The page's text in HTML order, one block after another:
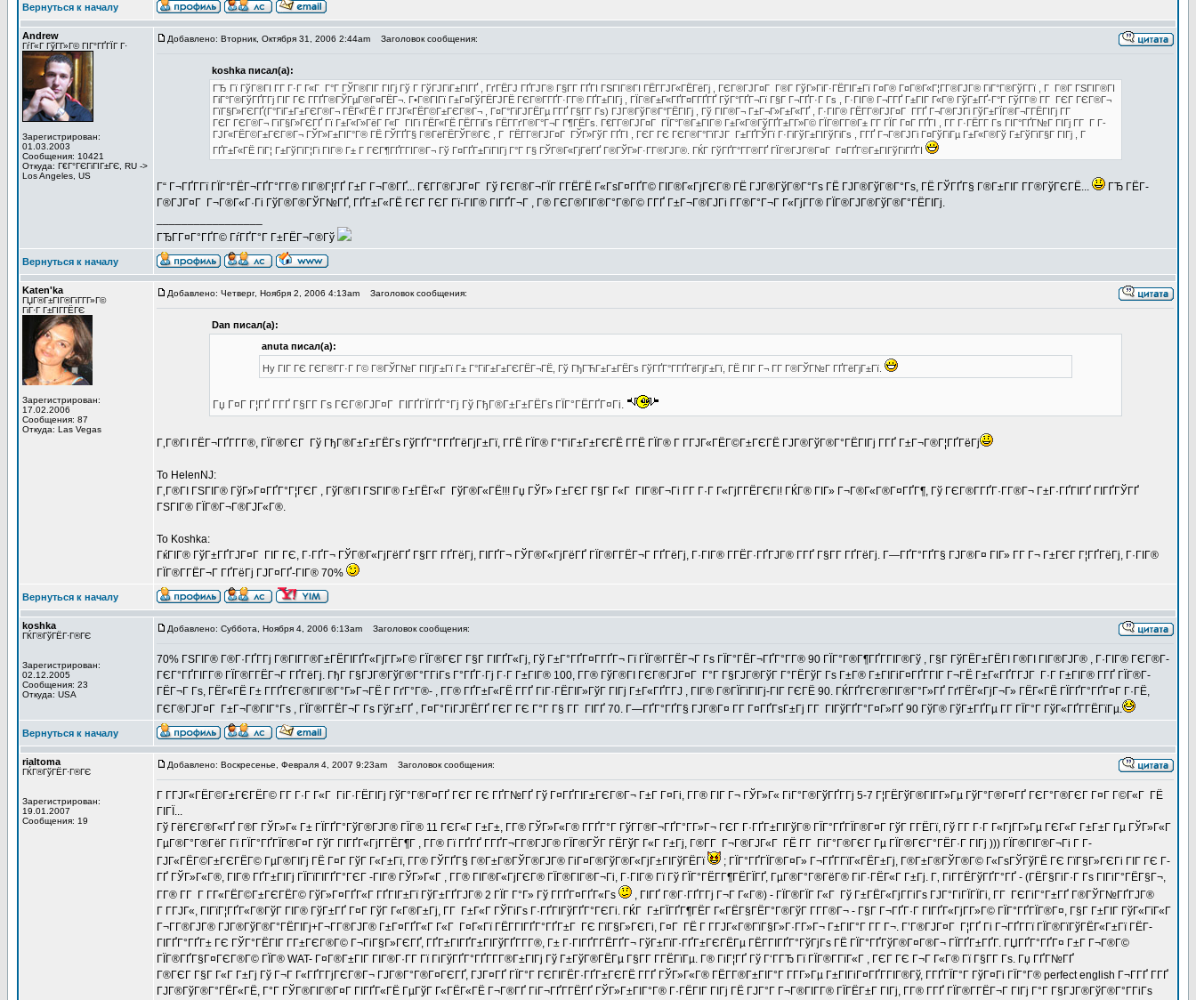
Вернуться к началу
Andrew
ГѓГ«Г ГўГ­Г»Г© ГІГ°ГҐГЇГ Г·
Зарегистрирован:
01.03.2003
Сообщения: 10421
Откуда: Г€Г°ГЄГіГІГ±ГЄ, RU ->
Los Angeles, US
Добавлено: Вторник, Октября 31, 2006 2:44am Заголовок сообщения:
koshka писал(а):
ГЂ Гї ГўГ®ГІ Г­Г Г·Г Г«Г Г°Г ГЎГ®ГІГ ГІГј Гў Г ГўГЈГіГ±ГІГҐ , ГґГЁГЈ ГҐГЈГ® Г§Г­Г ГҐГІ ГЅГІГ®ГІ ГЁГ­ГЈГ«ГЁГёГј , ГЄГ®ГЈГ¤Г Г®Г­ ГўГ»ГіГ·ГЁГІГ±Гї Г¤Г® Г¤Г®Г«Г¦Г­Г®ГЈГ® ГіГ°Г®ГўГ­Гї , Г Г®Г­ ГЅГІГ®ГІ
ГіГ°Г®ГўГҐГ­Гј ГІГ ГЄ Г­ГҐГ®ГЎГµГ®Г¤ГЁГ¬. Г•Г®ГІГї Г±Г¤ГўГЁГЈГЁ ГЄГ®Г­ГҐГ·Г­Г® ГҐГ±ГІГј , ГЇГ®Г±Г«ГҐГ¤Г­ГҐГҐ ГўГ°ГҐГ¬Гї Г§Г Г¬ГҐГ·Г Гѕ , Г·ГІГ® Г¬Г­ГҐ Г±ГІГ Г«Г® ГўГ±ГҐ-Г°Г ГўГ­Г® Г­Г ГЄГ ГЄГ®Г¬
ГїГ§Г»ГЄГҐ(Г°ГіГ±Г±ГЄГ®Г¬ ГЁГ«ГЁ Г Г­ГЈГ«ГЁГ©Г±ГЄГ®Г¬ , Г¤Г°ГіГЈГЁГµ Г­ГҐ Г§Г­Г Гѕ) ГЈГ®ГўГ®Г°ГЁГІГј , Гў ГІГ®Г¬ Г±Г¬Г»Г±Г«ГҐ , Г·ГІГ® ГЁГ­Г®ГЈГ¤Г Г­ГҐ Г¬Г®ГЈГі ГўГ±ГЇГ®Г¬Г­ГЁГІГј Г­Г
ГЄГ ГЄГ®Г¬ ГїГ§Г»ГЄГҐ Гї Г±Г«Г»ГёГ Г«Г ГІГі ГЁГ«ГЁ ГЁГ­ГіГѕ ГЁГ­ГґГ®Г°Г¬Г Г¶ГЁГѕ. Г€Г­Г®ГЈГ¤Г ГЇГ°Г®Г±ГІГ® Г±Г«Г®ГўГҐГ±Г­Г»Г© ГЇГ®Г­Г®Г± Г­Г ГЇГ Г¤Г ГҐГІ , Г­Г Г·ГЁГ­Г Гѕ ГІГ°ГҐГ№Г ГІГј Г­Г Г Г­
ГЈГ«ГЁГ©Г±ГЄГ®Г¬ ГЎГ»Г±ГІГ°Г® ГЁ ГЎГҐГ§ Г®ГёГЁГЎГ®ГЄ , Г ГЁГ­Г®ГЈГ¤Г ГЎГ»ГўГ ГҐГІ , ГЄГ ГЄ ГЄГ®Г°ГїГЈГ Г±ГҐГЎГї Г·ГіГўГ±ГІГўГіГѕ , Г­ГҐ Г¬Г®ГЈГі Г¤ГўГіГµ Г±Г«Г®Гў Г±ГўГїГ§Г ГІГј , Г
ГҐГ±Г«ГЁ ГіГ¦ Г±ГўГїГ¦Гі ГІГ® Г± Г ГЄГ¶ГҐГ­ГІГ®Г¬ Гў Г¤ГҐГ±ГїГІГј Г°Г Г§ ГЎГ®Г«ГјГёГҐ Г®ГЎГ»Г·Г­Г®ГЈГ®. ГЌГ ГўГҐГ°Г­Г®ГҐ ГЇГ®ГЈГ®Г¤Г Г¤ГҐГ©Г±ГІГўГіГҐГІ
Г“ Г¬ГҐГ­Гї ГЇГ°ГЁГ¬ГҐГ°Г­Г® ГІГ®Г¦ГҐ Г±Г Г¬Г®ГҐ... Г€Г­Г®ГЈГ¤Г Гў ГЄГ®Г¬ГЇГ Г­ГЁГЁ Г«ГѕГ¤ГҐГ© ГІГ®Г«ГјГЄГ® ГЁ ГЈГ®ГўГ®Г°Гѕ ГЁ ГЈГ®ГўГ®Г°Гѕ, ГЁ ГЎГҐГ§ Г®Г±ГІГ Г­Г®ГўГЄГЁ...
ГЂ ГЁГ­
Г®ГЈГ¤Г Г¬Г®Г«Г·Гі ГўГ®Г®ГЎГ№ГҐ, ГҐГ±Г«ГЁ ГЄГ ГЄГ Гї-ГІГ® ГІГҐГ¬Г , Г® ГЄГ®ГІГ®Г°Г®Г© Г­ГҐ Г±Г¬Г®ГЈГі Г­Г®Г°Г¬Г Г«ГјГ­Г® ГЇГ®ГЈГ®ГўГ®Г°ГЁГІГј.
ГЂГ­Г¤Г°ГҐГ© ГѓГҐГ°Г Г±ГЁГ¬Г®Гў
Вернуться к началу
Katen'ka
ГЏГ®Г±ГІГ®ГїГ­Г­Г»Г©
ГіГ·Г Г±ГІГ­ГЁГЄ
Зарегистрирован:
17.02.2006
Сообщения: 87
Откуда: Las Vegas
Добавлено: Четверг, Ноября 2, 2006 4:13am Заголовок сообщения:
Dan писал(а):
anuta писал(а):
Hy ГІГ ГЄ ГЄГ®Г­Г·Г Г© Г®ГЎГ№Г ГІГјГ±Гї Г± Г°ГіГ±Г±ГЄГЁГ¬ГЁ, Гў ГђГЋГ±Г±ГЁГѕ ГўГҐГ°Г­ГҐГёГјГ±Гї, ГЁ ГІГ Г¬ Г­Г Г®ГЎГ№Г ГҐГёГјГ±Гї.
Гџ Г¤Г Г¦ГҐ Г­ГҐ Г§Г­Г Гѕ ГЄГ®ГЈГ¤Г ГІГҐГЇГҐГ°Гј Гў ГђГ®Г±Г±ГЁГѕ ГЇГ°ГЁГҐГ¤Гі.
Г‚Г®ГІ ГЁГ¬ГҐГ­Г­Г®, ГЇГ®ГЄГ Гў ГђГ®Г±Г±ГЁГѕ ГўГҐГ°Г­ГҐГёГјГ±Гї, Г­ГЁ ГЇГ® Г°ГіГ±Г±ГЄГЁ Г­ГЁ ГЇГ® Г Г­ГЈГ«ГЁГ©Г±ГЄГЁ ГЈГ®ГўГ®Г°ГЁГІГј Г­ГҐ Г±Г¬Г®Г¦ГҐГёГј
To HelenNJ:
Г‚Г®ГІ ГЅГІГ® ГўГ»Г¤ГҐГ°Г¦ГЄГ , ГўГ®ГІ ГЅГІГ® Г±ГЁГ«Г ГўГ®Г«ГЁ!!! Гџ ГЎГ» Г±ГЄГ Г§Г Г«Г ГІГ®Г¬Гі Г­Г Г·Г Г«ГјГ­ГЁГЄГі! ГЌГ® ГІГ» Г¬Г®Г«Г®Г¤ГҐГ¶, Гў ГЄГ®Г­ГҐГ·Г­Г®Г¬ Г±Г·ГҐГІГҐ ГІГҐГЎГҐ
ГЅГІГ® ГЇГ®Г¬Г®ГЈГ«Г®.
To Koshka:
ГќГІГ® ГўГ±ГҐГЈГ¤Г ГІГ ГЄ, Г·ГҐГ¬ ГЎГ®Г«ГјГёГҐ Г§Г­Г ГҐГёГј, ГІГҐГ¬ ГЎГ®Г«ГјГёГҐ ГЇГ®Г­ГЁГ¬Г ГҐГёГј, Г·ГІГ® Г­ГЁГ·ГҐГЈГ® Г­ГҐ Г§Г­Г ГҐГёГј. Г—ГҐГ°ГҐГ§ ГЈГ®Г¤ ГІГ» Г­Г Г¬ Г±ГЄГ Г¦ГҐГёГј, Г·ГІГ®
ГЇГ®Г­ГЁГ¬Г ГҐГёГј ГЈГ¤ГҐ-ГІГ® 70%
Вернуться к началу
koshka
ГЌГ®ГўГЁГ·Г®ГЄ
Зарегистрирован:
02.12.2005
Сообщения: 23
Откуда: USA
Добавлено: Суббота, Ноября 4, 2006 6:13am Заголовок сообщения:
70% ГЅГІГ® Г®Г·ГҐГ­Гј Г®ГІГ­Г®Г±ГЁГІГҐГ«ГјГ­Г»Г© ГЇГ®ГЄГ Г§Г ГІГҐГ«Гј, Гў Г±Г°ГҐГ¤Г­ГҐГ¬ Гї ГЇГ®Г­ГЁГ¬Г Гѕ ГЇГ°ГЁГ¬ГҐГ°Г­Г® 90 ГЇГ°Г®Г¶ГҐГ­ГІГ®Гў , Г§Г ГўГЁГ±ГЁГІ Г®ГІ ГІГ®ГЈГ® , Г·ГІГ® ГЄГ®Г­
ГЄГ°ГҐГІГ­Г® ГЇГ®Г­ГЁГ¬Г ГҐГёГј. ГђГ Г§ГЈГ®ГўГ®Г°Г­ГіГѕ Г°ГҐГ·Гј Г·Г Г±ГІГ® 100, Г­Г® ГўГ®ГІ ГЄГ®ГЈГ¤Г Г°Г Г§ГЈГ®ГўГ Г°ГЁГўГ Гѕ Г±Г® Г±ГІГіГ¤ГҐГ­ГІГ Г¬ГЁ Г±Г«ГҐГ­ГЈГ Г·Г Г±ГІГ® Г­ГҐ ГЇГ®Г­
ГЁГ¬Г Гѕ, ГЁГ«ГЁ Г± Г­ГҐГЄГ®ГІГ®Г°Г»Г¬ГЁ Г ГґГ°Г®- , Г­Г® ГҐГ±Г«ГЁ Г­ГҐ ГіГ·ГЁГІГ»ГўГ ГІГј Г±Г«ГҐГ­ГЈ , ГІГ® Г®ГЇГїГІГј-ГІГ ГЄГЁ 90. ГЌГҐГЄГ®ГІГ®Г°Г»ГҐ ГґГЁГ«ГјГ¬Г» ГЁГ«ГЁ ГЇГҐГ°ГҐГ¤Г Г·ГЁ,
ГЄГ®ГЈГ¤Г Г±Г¬Г®ГІГ°Гѕ , ГЇГ®Г­ГЁГ¬Г Гѕ ГўГ±ГҐ , Г¤Г°ГіГЈГЁГҐ ГЄГ ГЄ Г°Г Г§ Г­Г ГІГҐ 70. Г—ГҐГ°ГҐГ§ ГЈГ®Г¤ Г­Г Г¤ГҐГѕГ±Гј Г­Г ГІГўГҐГ°Г¤Г»ГҐ 90 ГўГ® ГўГ±ГҐГµ Г­Г ГЇГ°Г ГўГ«ГҐГ­ГЁГїГµ.
Вернуться к началу
rialtoma
ГЌГ®ГўГЁГ·Г®ГЄ
Зарегистрирован:
19.01.2007
Сообщения: 19
Добавлено: Воскресенье, Февраля 4, 2007 9:23am Заголовок сообщения:
Г Г­ГЈГ«ГЁГ©Г±ГЄГЁГ© Г­Г Г·Г Г«Г ГіГ·ГЁГІГј ГўГ°Г®Г¤ГҐ ГЄГ ГЄ ГҐГ№ГҐ Гў Г¤ГҐГІГ±ГЄГ®Г¬ Г±Г Г¤Гі, Г­Г® ГІГ Г¬ ГЎГ»Г« ГіГ°Г®ГўГҐГ­Гј 5-7 Г¦ГЁГўГ®ГІГ­Г»Гµ ГўГ°Г®Г¤ГҐ ГЄГ°Г®ГЄГ Г¤Г Г©Г«Г ГЁ
ГІГЇ...
Гў ГёГЄГ®Г«ГҐ Г®Г­ ГЎГ»Г« Г± ГЇГҐГ°ГўГ®ГЈГ® ГЇГ® 11 ГЄГ«Г Г±Г±, Г­Г® ГЎГ»Г«Г® Г­ГҐГ°Г ГўГ­Г®Г¬ГҐГ°Г­Г»Г¬ ГЄГ Г·ГҐГ±ГІГўГ® ГЇГ°ГҐГЇГ®Г¤Г ГўГ Г­ГЁГї, Гў Г­Г Г·Г Г«ГјГ­Г»Гµ ГЄГ«Г Г±Г±Г Гµ ГЎГ»Г«Г
ГµГ®Г°Г®ГёГ Гї ГЇГ°ГҐГЇГ®Г¤Г ГўГ ГІГҐГ«ГјГ­ГЁГ¶Г , Г­Г® Гї ГҐГҐ Г­ГҐГ¬Г­Г®ГЈГ® ГЇГ®ГЎГ ГЁГўГ Г«Г Г±Гј, Г®Г­Г Г¬Г®ГЈГ«Г ГЁ Г­Г ГіГ°Г®ГЄГ Гµ ГЇГ®ГЄГ°ГЁГ·Г ГІГј ))) ГЇГ®ГІГ®Г¬Гі Г Г­
ГЈГ«ГЁГ©Г±ГЄГЁГ© ГµГ®ГІГј ГЁ Г¤Г ГўГ Г«Г±Гї, Г­Г® ГЎГҐГ§ Г®Г±Г®ГЎГ®ГЈГ® ГіГ¤Г®ГўГ®Г«ГјГ±ГІГўГЁГї
; ГЇГ°ГҐГЇГ®Г¤Г» Г¬ГҐГ­ГїГ«ГЁГ±Гј, Г®Г±Г®ГЎГ®Г© Г«ГѕГЎГўГЁ ГЄ ГїГ§Г»ГЄГі ГІГ ГЄ Г­
ГҐ ГЎГ»Г«Г®, ГІГ® ГҐГ±ГІГј ГЇГїГІГҐГ°ГЄГ -ГІГ® ГЎГ»Г«Г , Г­Г® ГІГ®Г«ГјГЄГ® ГЇГ®ГІГ®Г¬Гі, Г·ГІГ® Гї Гў ГЇГ°ГЁГ­Г¶ГЁГЇГҐ, ГµГ®Г°Г®ГёГ® ГіГ·ГЁГ«Г Г±Гј. Г‚ ГіГ­ГЁГўГҐГ°ГҐ - (ГЁГ§ГіГ·Г Гѕ ГІГіГ°ГЁГ§Г¬,
Г­Г® Г­Г Г Г­Г«ГЁГ©Г±ГЄГЁГ© ГўГ»Г¤ГҐГ«Г ГҐГІГ±Гї ГўГ±ГҐГЈГ® 2 ГЇГ Г°Г» Гў Г­ГҐГ¤ГҐГ«Гѕ
, ГІГҐ Г®Г·ГҐГ­Гј Г¬Г Г«Г®) - ГЇГ®ГЇГ Г«Г Гў Г±ГЁГ«ГјГ­ГіГѕ ГЈГ°ГіГЇГЇГі, Г­Г ГЄГіГ°Г±ГҐ Г®ГЎГ№ГҐГЈГ®
Г Г­ГЈГ«, ГІГїГ¦ГҐГ«Г®ГўГ ГІГ® ГўГ±ГҐ Г¤Г ГўГ Г«Г®Г±Гј, Г­Г Г±Г«Г ГЎГіГѕ Г·ГҐГІГўГҐГ°ГЄГі. ГЌГ Г±ГЇГҐГ¶ГЁГ Г«ГЁГ§ГЁГ°Г®ГўГ Г­Г­Г®Г¬ - Г§Г Г¬ГҐГ·Г ГІГҐГ«ГјГ­Г»Г© ГЇГ°ГҐГЇГ®Г¤, Г§Г Г±ГІГ ГўГ«ГїГ«Г
Г¬Г­Г®ГЈГ® ГЈГ®ГўГ®Г°ГЁГІГј+Г¬Г­Г®ГЈГ® Г±Г¤ГҐГ«Г Г«Г Г¤Г«Гї ГЁГ­ГІГҐГ°ГҐГ±Г ГЄ ГїГ§Г»ГЄГі, Г¤Г ГЁ Г Г­ГЈГ«Г®ГїГ§Г»Г·Г­Г»Г¬ Г±ГІГ°Г Г­Г Г¬. Г’Г®ГЈГ¤Г Г¦ГҐ Гі Г¬ГҐГ­Гї ГЇГ®ГїГўГЁГ«Г±Гї ГЁГ­
ГІГҐГ°ГҐГ± ГЄ ГЎГ°ГЁГІГ Г­Г±ГЄГ®Г© Г¬ГіГ§Г»ГЄГҐ, ГҐГ±ГІГҐГ±ГІГўГҐГ­Г­Г®, Г± Г·ГІГҐГ­ГЁГҐГ¬ ГўГ±ГїГ·ГҐГ±ГЄГЁГµ ГЁГ­ГІГҐГ°ГўГјГѕ ГЁ ГЇГ°ГҐГўГ®Г¤Г®Г¬ ГЇГҐГ±ГҐГ­. ГЏГҐГ°ГҐГ¤ Г±Г Г¬Г®Г©
ГЇГ®ГҐГ§Г¤ГЄГ®Г© ГЇГ® WAT- Г¤Г®Г±ГІГ ГІГ®Г·Г­Г Гї ГіГўГҐГ°ГҐГ­Г­Г®Г±ГІГј Гў Г±ГўГ®ГЁГµ Г§Г­Г Г­ГЁГїГµ. Г® ГіГ¦ГҐ Гў Г‘ГГЂ Гї ГЇГ®Г­ГїГ«Г , ГЄГ ГЄ Г¬Г Г«Г® Гї Г§Г­Г Гѕ. Гџ ГҐГ№ГҐ
Г®ГЄГ Г§Г Г«Г Г±Гј Гў Г¬Г Г«ГҐГ­ГјГЄГ®Г¬ ГЈГ®Г°Г®Г¤ГЄГҐ, ГЈГ¤ГҐ ГЇГ°Г ГЄГІГЁГ·ГҐГ±ГЄГЁ Г­ГҐ ГЎГ»Г«Г® ГЁГ­Г®Г±ГІГ°Г Г­Г­Г»Гµ Г±ГІГіГ¤ГҐГ­ГІГ®Гў, Г­ГҐГЇГ°Г ГўГ¤Гі ГЇГ°Г® perfect english Г¬Г­ГҐ Г­ГҐ
ГЈГ®ГўГ®Г°ГЁГ«ГЁ, Г°Г ГЎГ®ГІГ®Г¤Г ГІГҐГ«ГЁ ГµГўГ Г«ГЁГ«ГЁ Г¬Г®ГҐ ГіГ¬ГҐГ­ГЁГҐ ГЎГ»Г±ГІГ°Г® Г·ГЁГІГ ГІГј ГЁ ГЈГ°Г Г¬Г®ГІГ­Г® ГЇГЁГ±Г ГІГј, Г­Г® Г­ГҐ ГЇГ®Г­ГЁГ¬Г ГІГј Г°Г Г§ГЈГ®ГўГ®Г°Г­ГіГѕ